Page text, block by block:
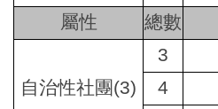
屬性 總數
自治性社團(3)
3
4